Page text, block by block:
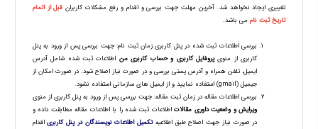
تغییری ایجاد نخواهد شد. آخرین مهلت جهت بررسی و اقدام و رفع مشکلات کاربران قبل از اتمام
تاریخ ثبت نام می باشد.
بررسی اطلاعات ثبت شده در پنل کاربری زمان ثبت نام: جهت بررسی پس از ورود به پنل
کاربری از منویپروفایل کاربری و حساب کاربری من اطلاعات ثبت شده شامل آدرس
ایمیل، تلفن همراه و آدرس پستی بررسی و در صورت نیاز اصلاح شود. در صورت امکان از
جیمیل (gmail) استفاده نمایید و از ایمیل های سازمانی استفاده نشود.
بررسی اطلاعات مقاله در زمان ثبت مقاله: جهت بررسی پس از ورود به پنل کاربری از منوی
ویرایش و وضعیت داوری مقالاتاطلاعات ثبت شده را با اطلاعات مقاله مطابقت داده و
در صورت نیاز جهت اصلاح طبق اطلاعیهتکمیل اطلاعات نویسندگان در پنل کاربریاقدام